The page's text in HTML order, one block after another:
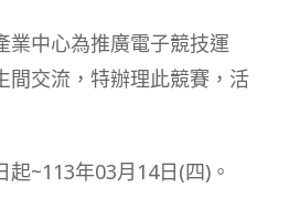
業中心為推廣電子競技運
間交流，特辦理此競賽，活
~113年03月14日(四)。